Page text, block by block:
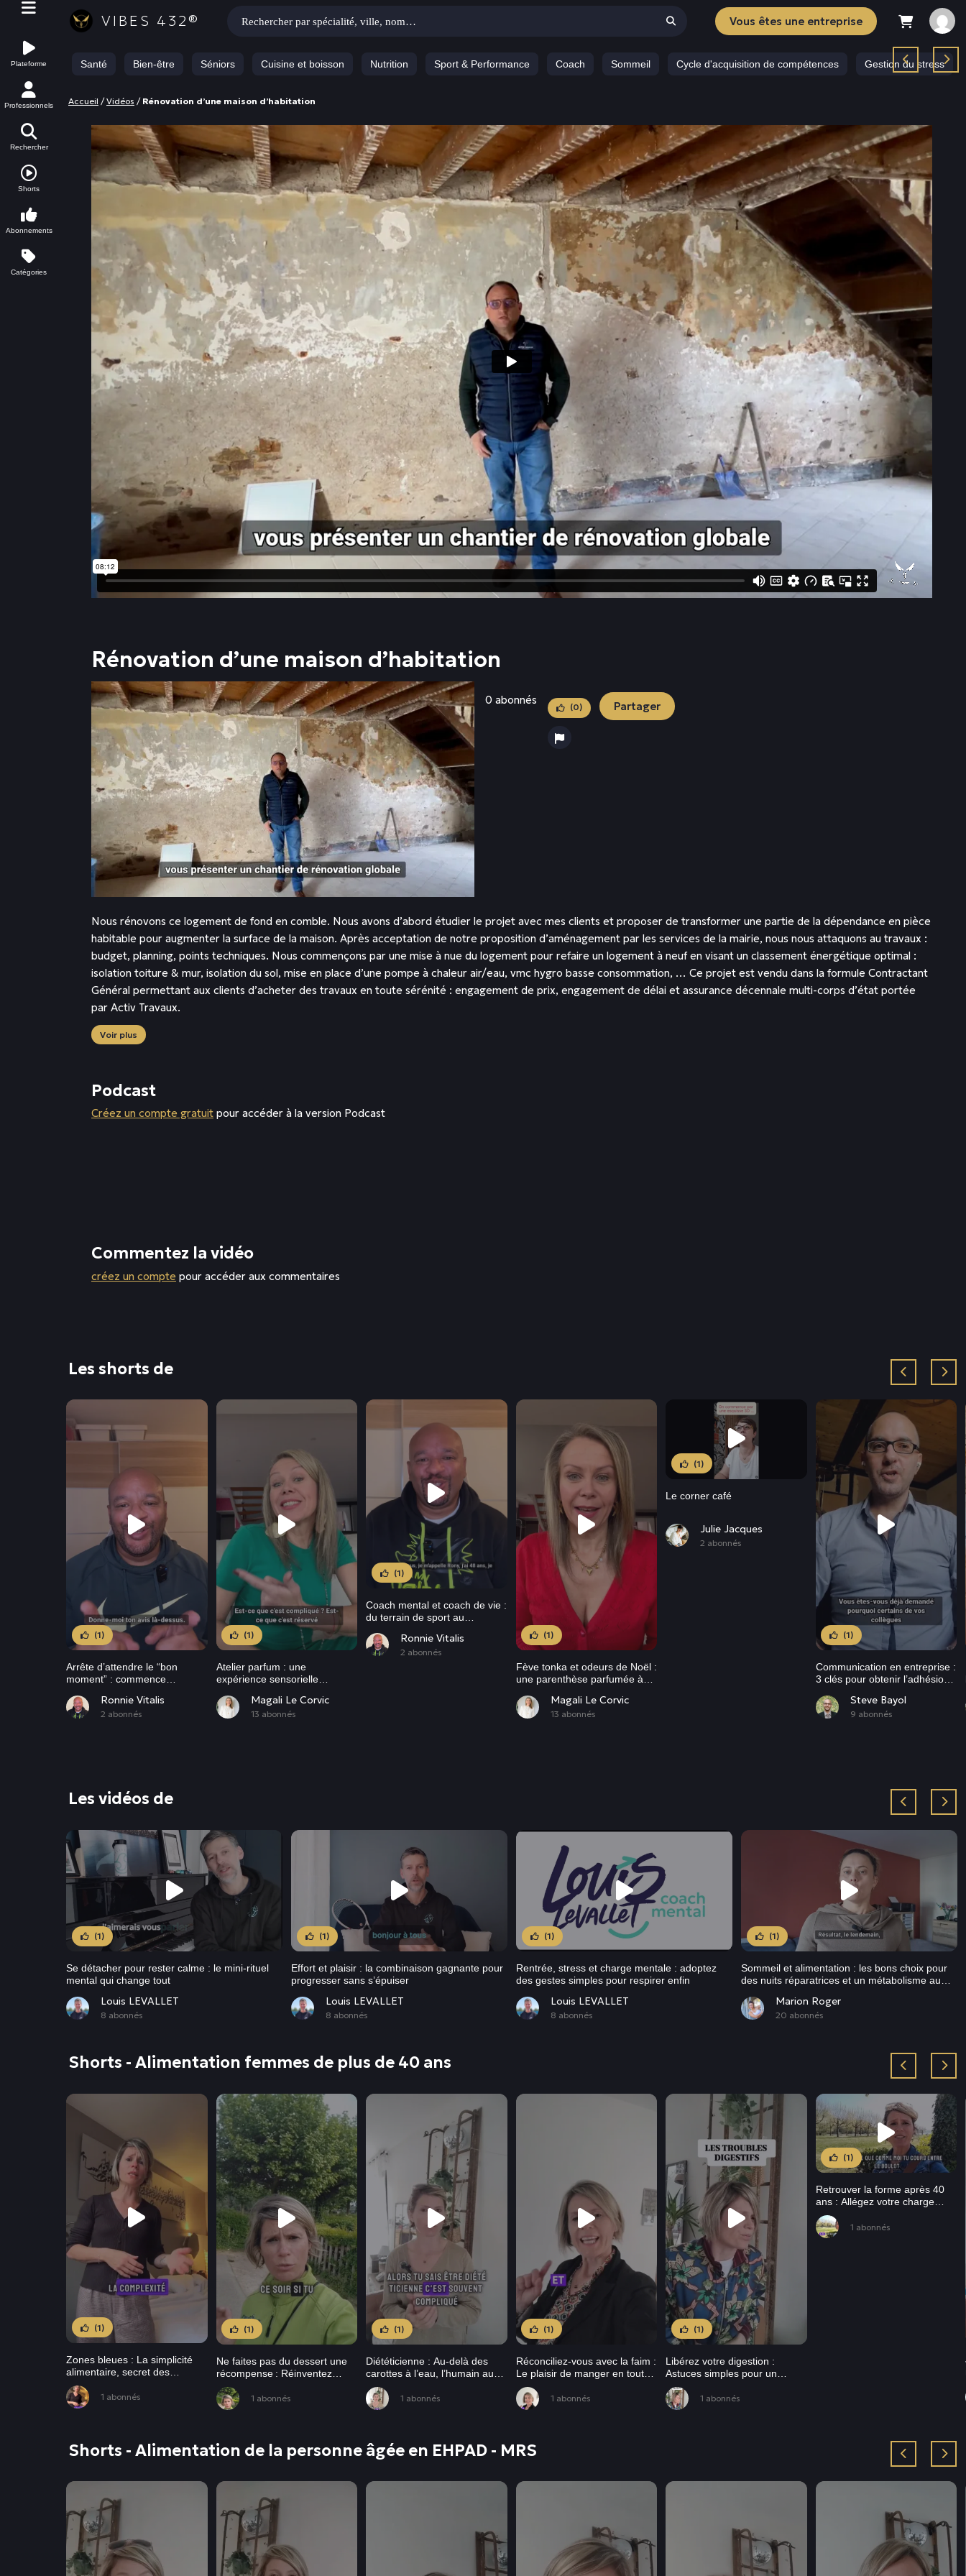
Plateforme
Professionnels
Rechercher
Shorts
Abonnements
Catégories
VIBES 432® Vous êtes une entreprise
Santé Bien-être Séniors Cuisine et boisson Nutrition Sport & Performance Coach Sommeil Cycle d'acquisition de compétences Gestion du stress
Accueil /Vidéos / Rénovation d’une maison d’habitation
Rénovation d’une maison d’habitation
0 abonnés
(0) Partager
Nous rénovons ce logement de fond en comble. Nous avons d’abord étudier le projet avec mes clients et proposer de transformer une partie de la dépendance en pièce
habitable pour augmenter la surface de la maison. Après acceptation de notre proposition d’aménagement par les services de la mairie, nous nous attaquons au travaux :
budget, planning, points techniques. Nous commençons par une mise à nue du logement pour refaire un logement à neuf en visant un classement énergétique optimal :
isolation toiture & mur, isolation du sol, mise en place d’une pompe à chaleur air/eau, vmc hygro basse consommation, … Ce projet est vendu dans la formule Contractant
Général permettant aux clients d’acheter des travaux en toute sérénité : engagement de prix, engagement de délai et assurance décennale multi-corps d’état portée
par Activ Travaux.
Voir plus
Podcast
Créez un compte gratuit pour accéder à la version Podcast
Commentez la vidéo
créez un compte pour accéder aux commentaires
Les shorts de
(1)
Arrête d’attendre le “bon
moment” : commence
Ronnie Vitalis
2 abonnés
(1)
Atelier parfum : une
expérience sensorielle
Magali Le Corvic
13 abonnés
(1)
Coach mental et coach de vie :
du terrain de sport au
humain
Ronnie Vitalis
2 abonnés
(1)
Fève tonka et odeurs de Noël :
une parenthèse parfumée à
Magali Le Corvic
13 abonnés
(1)
Le corner café
Julie Jacques
2 abonnés
(1)
Communication en entreprise :
3 clés pour obtenir l’adhésion
Steve Bayol
9 abonnés
Les vidéos de
(1)
Se détacher pour rester calme : le mini-rituel
mental qui change tout
Louis LEVALLET
8 abonnés
(1)
Effort et plaisir : la combinaison gagnante pour
progresser sans s’épuiser
Louis LEVALLET
8 abonnés
(1)
Rentrée, stress et charge mentale : adoptez
des gestes simples pour respirer enfin
Louis LEVALLET
8 abonnés
(1)
Sommeil et alimentation : les bons choix pour
des nuits réparatrices et un métabolisme au
Marion Roger
20 abonnés
Shorts - Alimentation femmes de plus de 40 ans
(1)
Zones bleues : La simplicité
alimentaire, secret des
centenaires
1 abonnés
(1)
Ne faites pas du dessert une
récompense : Réinventez
l’éducation alimentaire des
enfants 1 abonnés
(1)
Diététicienne : Au-delà des
carottes à l’eau, l’humain au
centre du métier
1 abonnés
(1)
Réconciliez-vous avec la faim :
Le plaisir de manger en toute
liberté
1 abonnés
(1)
Libérez votre digestion :
Astuces simples pour un
ventre léger et en pleine santé
1 abonnés
(1)
Retrouver la forme après 40
ans : Allégez votre charge
mentale et reprenez le
contrôle !1 abonnés
Shorts - Alimentation de la personne âgée en EHPAD - MRS